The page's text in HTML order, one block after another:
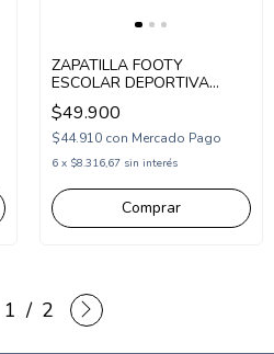
ZAPATILLA FOOTY
ESCOLAR DEPORTIVA
ACORDONADA 34-40
BLANCO GRIS
(SCH45/1BGR)
$49.900
$44.910 con Mercado Pago
6 x $8.316,67 sin interés
Comprar
1 / 2